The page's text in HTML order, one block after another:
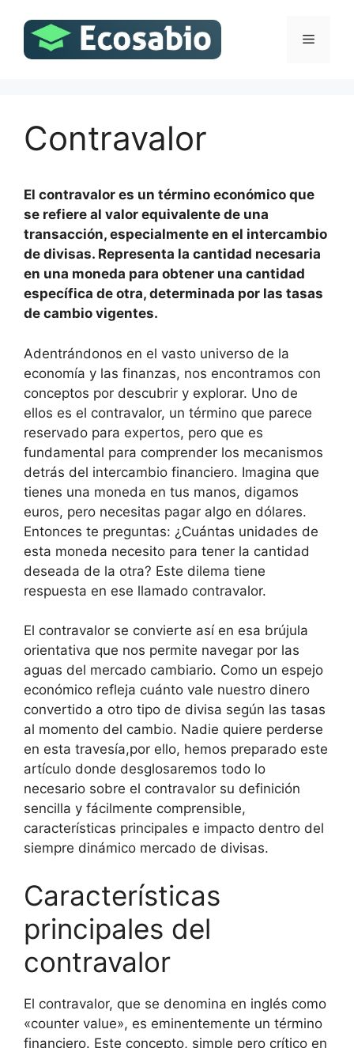
contenido
Menú
Contravalor
El contravalor es un término económico que
se refiere al valor equivalente de una
transacción, especialmente en el intercambio
de divisas. Representa la cantidad necesaria
en una moneda para obtener una cantidad
específica de otra, determinada por las tasas
de cambio vigentes.
Adentrándonos en el vasto universo de la
economía y las finanzas, nos encontramos con
conceptos por descubrir y explorar. Uno de
ellos es el contravalor, un término que parece
reservado para expertos, pero que es
fundamental para comprender los mecanismos
detrás del intercambio financiero. Imagina que
tienes una moneda en tus manos, digamos
euros, pero necesitas pagar algo en dólares.
Entonces te preguntas: ¿Cuántas unidades de
esta moneda necesito para tener la cantidad
deseada de la otra? Este dilema tiene
respuesta en ese llamado contravalor.
El contravalor se convierte así en esa brújula
orientativa que nos permite navegar por las
aguas del mercado cambiario. Como un espejo
económico refleja cuánto vale nuestro dinero
convertido a otro tipo de divisa según las tasas
al momento del cambio. Nadie quiere perderse
en esta travesía,por ello, hemos preparado este
artículo donde desglosaremos todo lo
necesario sobre el contravalor su definición
sencilla y fácilmente comprensible,
características principales e impacto dentro del
siempre dinámico mercado de divisas.
Características
principales del
contravalor
El contravalor, que se denomina en inglés como
«counter value», es eminentemente un término
financiero. Este concepto, simple pero crítico en